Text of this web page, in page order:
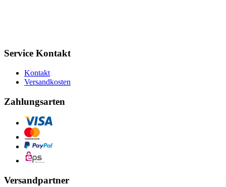
Service Kontakt
Kontakt
Versandkosten
Zahlungsarten
Versandpartner